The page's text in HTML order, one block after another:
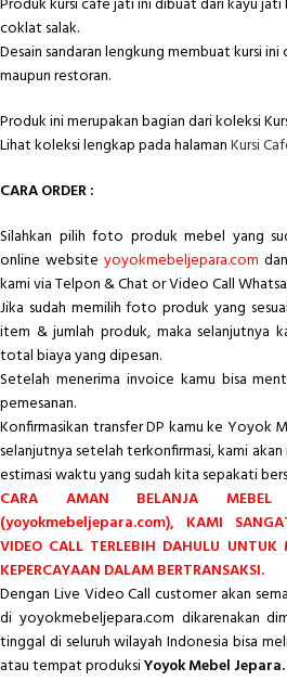
Produk kursi cafe jati ini dibuat dari kayu
coklat salak.
Desain sandaran lengkung membuat kursi
maupun restoran.
Produk ini merupakan bagian dari koleksi
Lihat koleksi lengkap pada halamanKursi
CARA ORDER :
Silahkan pilih foto produk mebel yang
online website yoyokmebeljepara.com
kami via Telpon & Chat or Video Call
Jika sudah memilih foto produk yang
item & jumlah produk, maka selanjutnya
total biaya yang dipesan.
Setelah menerima invoice kamu bisa
pemesanan.
Konfirmasikan transfer DP kamu ke Yoyok
selanjutnya setelah terkonfirmasi, kami
estimasi waktu yang sudah kita sepakati
CARA AMAN BELANJA
(yoyokmebeljepara.com), KAMI
VIDEO CALL TERLEBIH DAHULU
KEPERCAYAAN DALAM BERTRANSAKSI.
Dengan Live Video Call customer akan
di yoyokmebeljepara.com dikarenakan
tinggal di seluruh wilayah Indonesia bisa
atau tempat produksiYoyok Mebel Jepara.